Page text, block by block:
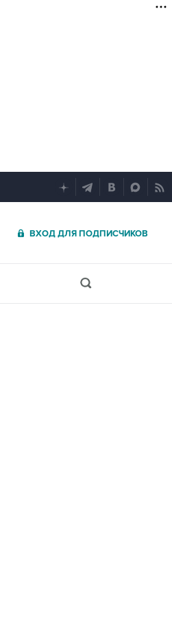
ВХОД ДЛЯ ПОДПИСЧИКОВ